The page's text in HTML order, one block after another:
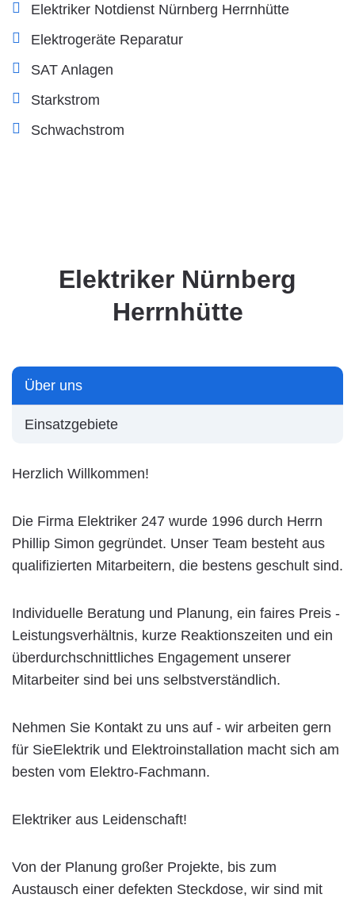
Elektriker Notdienst Nürnberg Herrnhütte
Elektrogeräte Reparatur
SAT Anlagen
Starkstrom
Schwachstrom
Elektriker Nürnberg
Herrnhütte
Über uns
Einsatzgebiete
Herzlich Willkommen!
Die Firma Elektriker 247 wurde 1996 durch Herrn
Phillip Simon gegründet. Unser Team besteht aus
qualifizierten Mitarbeitern, die bestens geschult sind.
Individuelle Beratung und Planung, ein faires Preis -
Leistungsverhältnis, kurze Reaktionszeiten und ein
überdurchschnittliches Engagement unserer
Mitarbeiter sind bei uns selbstverständlich.
Nehmen Sie Kontakt zu uns auf - wir arbeiten gern
für SieElektrik und Elektroinstallation macht sich am
besten vom Elektro-Fachmann.
Elektriker aus Leidenschaft!
Von der Planung großer Projekte, bis zum
Austausch einer defekten Steckdose, wir sind mit